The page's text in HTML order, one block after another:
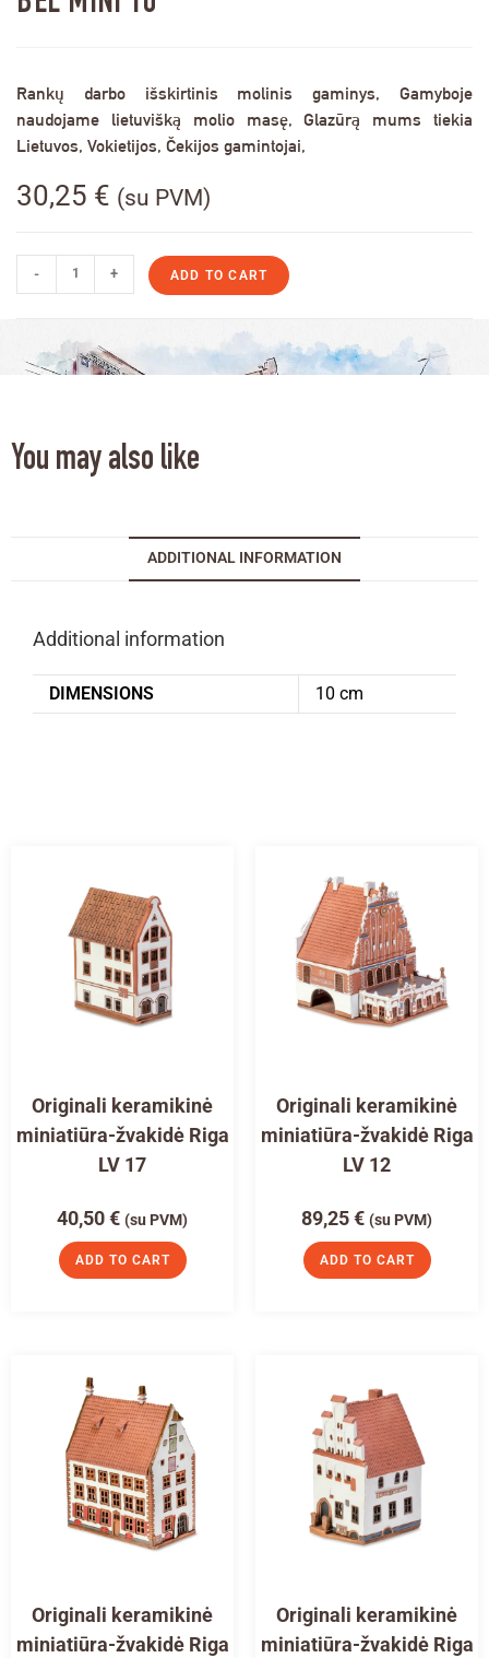
Rankų darbo išskirtinis molinis gaminys, Gamyboje
naudojame lietuvišką molio masę, Glazūrą mums tiekia
Lietuvos, Vokietijos, Čekijos gamintojai,
30,25 € (su PVM)
- + ADD TO CART
You may also like
ADDITIONAL INFORMATION
Additional information
DIMENSIONS 10 cm
Originali keramikinė
miniatiūra-žvakidė Riga
LV 17
40,50€ (su PVM)
ADD TO CART
Originali keramikinė
miniatiūra-žvakidė Riga
LV 12
89,25€ (su PVM)
ADD TO CART
Originali keramikinė
miniatiūra-žvakidė Riga
Originali keramikinė
miniatiūra-žvakidė Riga